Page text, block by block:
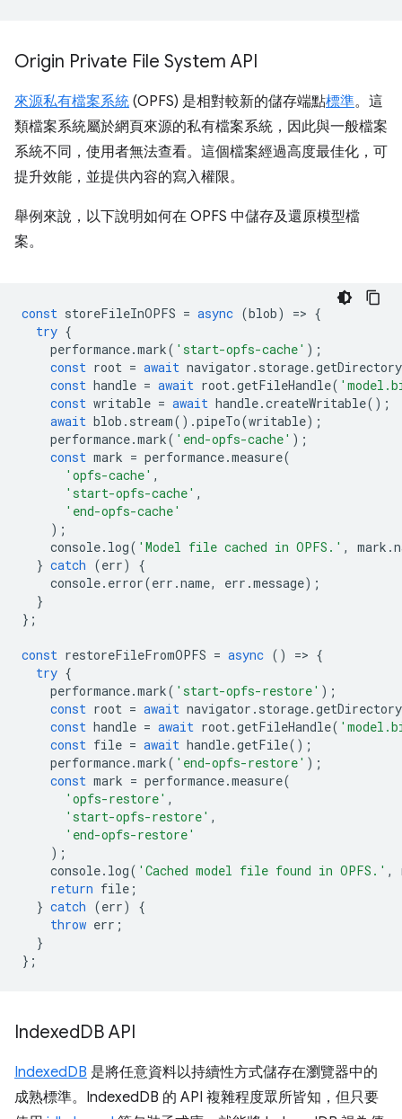
Origin Private File System API
來源私有檔案系統 (OPFS) 是相對較新的儲存端點標準。這
類檔案系統屬於網頁來源的私有檔案系統，因此與一般檔案
系統不同，使用者無法查看。這個檔案經過高度最佳化，可
提升效能，並提供內容的寫入權限。
舉例來說，以下說明如何在 OPFS 中儲存及還原模型檔
案。
const storeFileInOPFS = async (blob) => {
try {
performance.mark( 'start-opfs-cache' );
const root = await navigator . storage.getDirectory
const handle = await root.getFileHandle(
const writable = await handle.createWritable();
await blob . stream().pipeTo(writable);
performance.mark( 'end-opfs-cache' );
const mark = performance.measure(
'opfs-cache' ,
'start-opfs-cache' ,
'end-opfs-cache'
);
console. log( 'Model file cached in OPFS.' , mark .
} catch (err)
{
console. error(err .name, err .message);
}
};
const restoreFileFromOPFS = async () => {
try {
performance.mark( 'start-opfs-restore' );
const root = await navigator . storage.getDirectory
const handle = await root.getFileHandle(
const file = await handle.getFile();
performance.mark( 'end-opfs-restore' );
const mark = performance.measure(
'opfs-restore' ,
'start-opfs-restore' ,
'end-opfs-restore'
);
console. log( 'Cached model file found in OPFS.' ,
return file ;
} catch (err)
{
throw err ;
}
};
IndexedDB API
IndexedDB 是將任意資料以持續性方式儲存在瀏覽器中的
成熟標準。IndexedDB 的 API 複雜程度眾所皆知，但只要